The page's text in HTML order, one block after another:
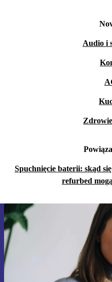
Audio i
Spuchnięcie baterii: skąd
refurbed
Zapisz się
Nie przegap